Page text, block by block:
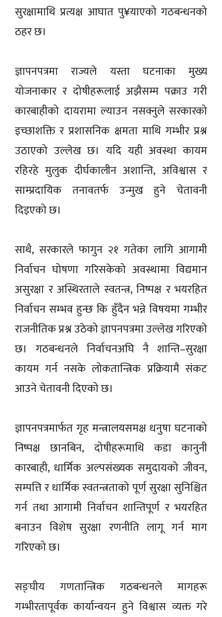
सुरक्षामाथि प्रत्यक्ष आघात पु¥याएको गठबन्धनको
ठहर छ।
ज्ञापनपत्रमा राज्यले यस्ता घटनाका मुख्य
योजनाकार र दोषीहरूलाई अझैसम्म पक्राउ गरी
कारबाहीको दायरामा ल्याउन नसक्नुले सरकारको
इच्छाशक्ति र प्रशासनिक क्षमता माथि गम्भीर प्रश्न
उठाएको उल्लेख छ। यदि यही अवस्था कायम
रहिरहे मुलुक दीर्घकालीन अशान्ति, अविश्वास र
साम्प्रदायिक तनावतर्फ उन्मुख हुने चेतावनी
दिइएको छ।
साथै, सरकारले फागुन २१ गतेका लागि आगामी
निर्वाचन घोषणा गरिसकेको अवस्थामा विद्यमान
असुरक्षा र अस्थिरताले स्वतन्त्र, निष्पक्ष र भयरहित
निर्वाचन सम्भव हुन्छ कि हुँदैन भन्ने विषयमा गम्भीर
राजनीतिक प्रश्न उठेको ज्ञापनपत्रमा उल्लेख गरिएको
छ। गठबन्धनले निर्वाचनअघि नै शान्ति–सुरक्षा
कायम गर्न नसके लोकतान्त्रिक प्रक्रियामै संकट
आउने चेतावनी दिएको छ।
ज्ञापनपत्रमार्फत गृह मन्त्रालयसमक्ष धनुषा घटनाको
निष्पक्ष छानबिन, दोषीहरूमाथि कडा कानुनी
कारबाही, धार्मिक अल्पसंख्यक समुदायको जीवन,
सम्पत्ति र धार्मिक स्वतन्त्रताको पूर्ण सुरक्षा सुनिश्चित
गर्न तथा आगामी निर्वाचन शान्तिपूर्ण र भयरहित
बनाउन विशेष सुरक्षा रणनीति लागू गर्न माग
गरिएको छ।
सङ्घीय गणतान्त्रिक गठबन्धनले मागहरू
गम्भीरतापूर्वक कार्यान्वयन हुने विश्वास व्यक्त गरे